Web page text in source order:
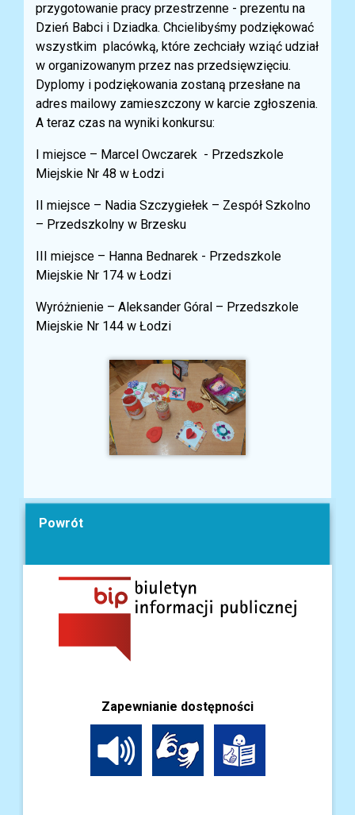
przygotowanie pracy przestrzenne - prezentu na
Dzień Babci i Dziadka. Chcielibyśmy podziękować
wszystkim placówką, które zechciały wziąć udział
w organizowanym przez nas przedsięwzięciu.
Dyplomy i podziękowania zostaną przesłane na
adres mailowy zamieszczony w karcie zgłoszenia.
A teraz czas na wyniki konkursu:
I miejsce – Marcel Owczarek - Przedszkole
Miejskie Nr 48 w Łodzi
II miejsce – Nadia Szczygiełek – Zespół Szkolno
– Przedszkolny w Brzesku
III miejsce – Hanna Bednarek - Przedszkole
Miejskie Nr 174 w Łodzi
Wyróżnienie – Aleksander Góral – Przedszkole
Miejskie Nr 144 w Łodzi
Powrót
Zapewnianie dostępności